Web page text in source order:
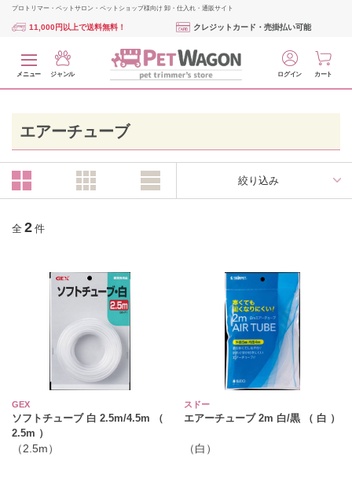
プロトリマー・ペットサロン・ペットショップ様向け 卸・仕入れ・通販サイト
11,000円以上で送料無料！ クレジットカード・売掛払い可能
メニュー ジャンル ログイン カート
エアーチューブ
絞り込み
全 2 件
GEX
ソフトチューブ 白 2.5m/4.5m （
2.5m ）
（2.5m）
スドー
エアーチューブ 2m 白/黒 （ 白 ）
（白）